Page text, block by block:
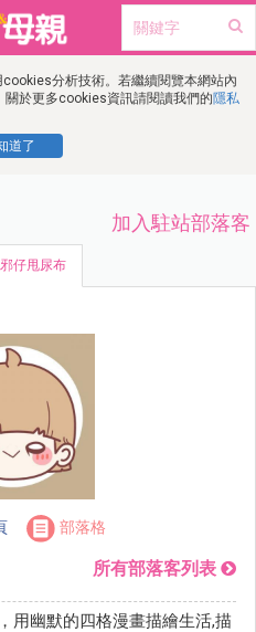
分析技術。若繼續閱覽本網站內
於更多cookies資訊請閱讀我們的隱私
道了
加入駐站部落客
邪仔甩尿布
部落格
所有部落客列表
用幽默的四格漫畫描繪生活,描